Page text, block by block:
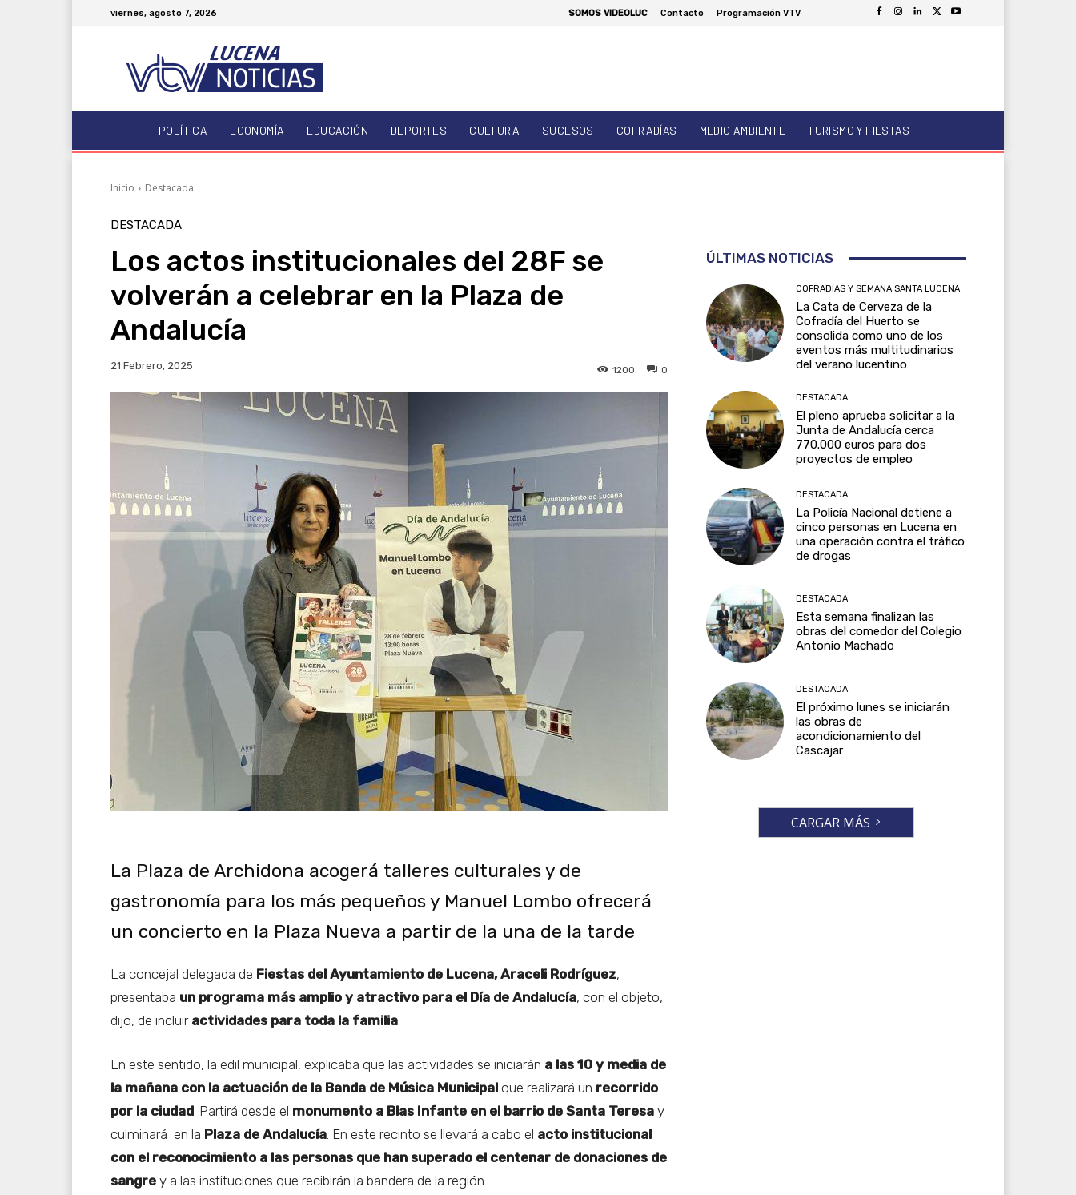
viernes, agosto 7, 2026 SOMOS VIDEOLUC Contacto Programación VTV
POLÍTICA ECONOMÍA EDUCACIÓN DEPORTES CULTURA SUCESOS COFRADÍAS MEDIO AMBIENTE TURISMO Y FIESTAS
Inicio Destacada
DESTACADA
Los actos institucionales del 28F se
volverán a celebrar en la Plaza de
Andalucía
21 Febrero, 2025 0
1200
La Plaza de Archidona acogerá talleres culturales y de
gastronomía para los más pequeños y Manuel Lombo ofrecerá
un concierto en la Plaza Nueva a partir de la una de la tarde
La concejal delegada de Fiestas del Ayuntamiento de Lucena, Araceli Rodríguez,
presentaba un programa más amplio y atractivo para el Día de Andalucía, con el objeto,
dijo, de incluir actividades para toda la familia
En este sentido, la edil municipal, explicaba que las actividades se iniciarán a las 10 y media de
la mañana con la actuación de la Banda de Música Municipal que realizará un recorrido
por la ciudad . Partirá desde el monumento a Blas Infante en el barrio de Santa Teresa y
culminará en la Plaza de Andalucía . En este recinto se llevará a cabo el acto institucional
con el reconocimiento a las personas que han superado el centenar de donaciones de
sangre y a las instituciones que recibirán la bandera de la región.
ÚLTIMAS NOTICIAS
COFRADÍAS Y SEMANA SANTA LUCENA
La Cata de Cerveza de la
Cofradía del Huerto se
consolida como uno de los
eventos más multitudinarios
del verano lucentino
DESTACADA
El pleno aprueba solicitar a la
Junta de Andalucía cerca
770.000 euros para dos
proyectos de empleo
DESTACADA
La Policía Nacional detiene a
cinco personas en Lucena en
una operación contra el tráfico
de drogas
DESTACADA
Esta semana finalizan las
obras del comedor del Colegio
Antonio Machado
DESTACADA
El próximo lunes se iniciarán
las obras de
acondicionamiento del
Cascajar
CARGAR MÁS